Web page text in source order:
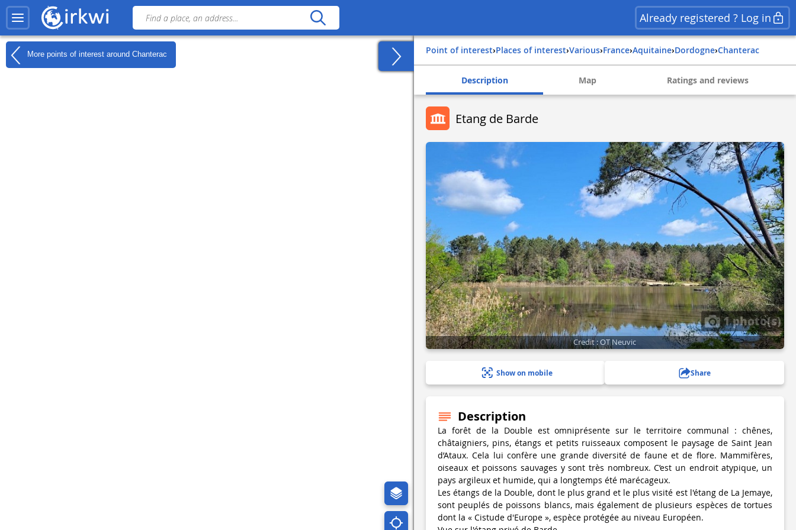
Already registered ? Log in
More points of interest around Chanterac Point of interest› Places of interest› Various› france› aquitaine› dordogne› chanterac
Description Map Ratings and reviews
Etang de Barde
1 photo(s)
Credit : OT Neuvic
Show on mobile Share
Description
La forêt de la Double est omniprésente sur le territoire communal : chênes,
châtaigniers, pins, étangs et petits ruisseaux composent le paysage de Saint Jean
d’Ataux. Cela lui confère une grande diversité de faune et de flore. Mammifères,
oiseaux et poissons sauvages y sont très nombreux. C’est un endroit atypique, un
pays argileux et humide, qui a longtemps été marécageux.
Les étangs de la Double, dont le plus grand et le plus visité est l'étang de La Jemaye,
sont peuplés de poissons blancs, mais également de plusieurs espèces de tortues
dont la « Cistude d'Europe », espèce protégée au niveau Européen.